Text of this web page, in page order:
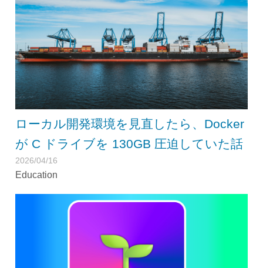
ローカル開発環境を見直したら、Docker
が C ドライブを 130GB 圧迫していた話
2026/04/16
Education